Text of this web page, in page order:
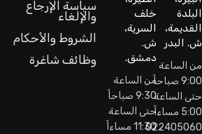
البلدة
القديمة،
ش. البدر
من الساعة
9:00 صباحاً
حتى الساعة
5:00 مساءاً
022405060
خلف
السرية،
ش.
دمشق.
من الساعة
9:30 صباحاً
حتى الساعة
11:30 مساءاً
سياسة الإرجاع
والإلغاء
الشروط والأحكام
وظائف شاغرة